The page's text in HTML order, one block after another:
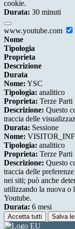
cookie.
Durata: 30 minuti
www.youtube.com
Nome
Tipologia
Proprieta
Descrizione
Durata
Nome: YSC
Tipologia: analitico
Proprieta: Terze Parti
Descrizione: Questo
traccia delle
Durata: Sessione
Nome:
Tipologia: analitico
Proprieta: Terze Parti
Descrizione: Questo
traccia delle
nei siti; può anche
utilizzando la nuova o
Youtube.
Durata: 6 mesi
Accetta tutti Salva